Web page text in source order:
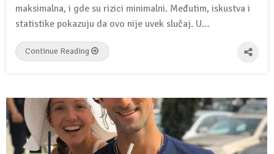
maksimalna, i gde su rizici minimalni. Međutim, iskustva i
statistike pokazuju da ovo nije uvek slučaj. U…
Continue Reading